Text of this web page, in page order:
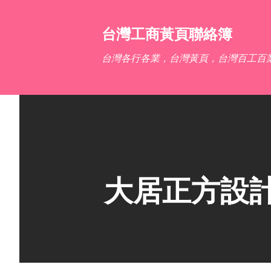
台灣工商黃頁聯絡簿
台灣各行各業，台灣黃頁，台灣百工百
大居正方設